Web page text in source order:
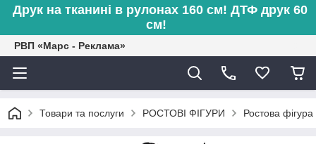
Друк на тканині в рулонах 160 см! ДТФ друк 60
см!
РВП «Марс - Реклама»
Товари та послуги РОСТОВІ ФІГУРИ Ростова